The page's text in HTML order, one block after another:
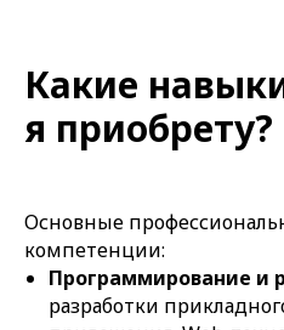
Какие
я приобрету?
Основные
компетенции:
Программирование и
разработки